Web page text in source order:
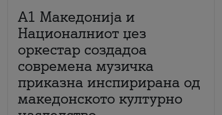
А1 Македонија и
Националниот џез
оркестар создадоа
современа музичка
приказна инспирирана од
македонското културно